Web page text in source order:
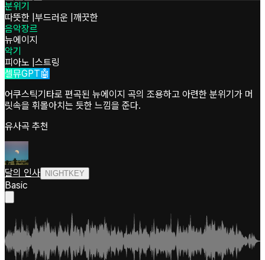
분위기
따뜻한 부드러운 깨끗한
음악장르
뉴에이지
악기
피아노 스트링
셀뮤GPT🤖
어쿠스틱기타로 편곡된 뉴에이지 곡의 조용하고 아련한 분위기가 머
릿속을 휘몰아치는 듯한 느낌을 준다.
유사곡 추천
달의 인사 NIGHTKEY
Basic